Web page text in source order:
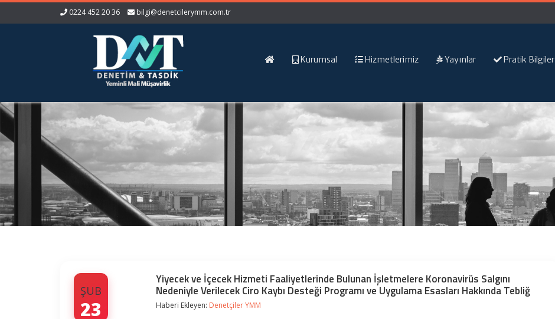
0224 452 20 36 bilgi@denetcilerymm.com.tr
Kurumsal Hizmetlerimiz Yayınlar Pratik Bilgiler
ŞUB
23
Yiyecek ve İçecek Hizmeti Faaliyetlerinde Bulunan İşletmelere Koronavirüs Salgını
Nedeniyle Verilecek Ciro Kaybı Desteği Programı ve Uygulama Esasları Hakkında Tebliğ
Haberi Ekleyen: Denetçiler YMM